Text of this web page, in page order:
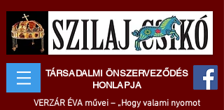
TÁRSADALMI ÖNSZERVEZŐDÉS
HONLAPJA
VERZÁR ÉVA művei – „Hogy valami nyomot